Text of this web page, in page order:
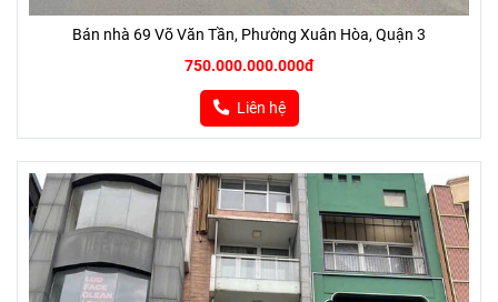
Bán nhà 69 Võ Văn Tần, Phường Xuân Hòa, Quận 3
750.000.000.000đ
Liên hệ